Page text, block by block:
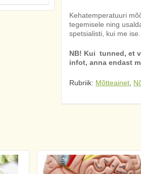
Kehatemperatuuri
tegemisele ning
spetsialisti, kui me ise.
NB! Kui tunned, et
infot, anna endast
Rubriik: Mõtteainet